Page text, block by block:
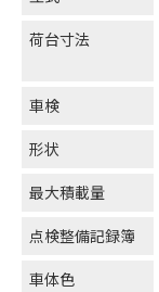
荷台寸法
車検
形状
最大積載量
点検整備記録簿
車体色